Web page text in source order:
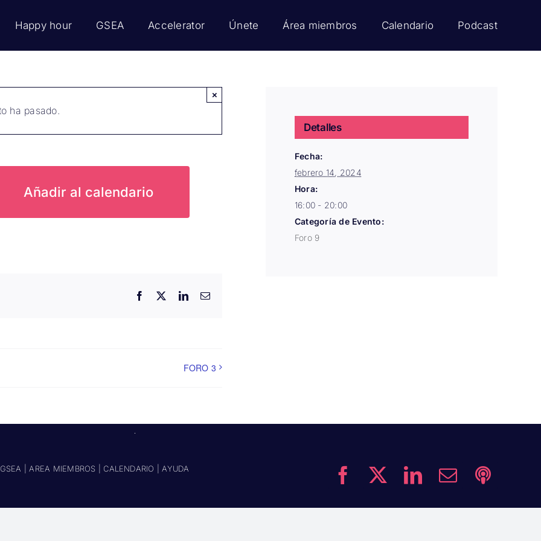
Happy hour GSEA Accelerator Únete Área miembros Calendario Podcast
ha pasado.
×
Añadir al calendario
Facebook LinkedInCorreo
FORO 3
Detalles
Fecha:
febrero 14, 2024
Hora:
16:00 - 20:00
Categoría de Evento:
Foro 9
GSEA AREA MIEMBROS CALENDARIO
AYUDA
Facebook
X LinkedIn
Correo